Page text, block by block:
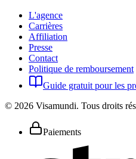
L'agence
Carrières
Affiliation
Presse
Contact
Politique de remboursement
Guide gratuit pour les
© 2026 Visamundi. Tous droits
Paiements